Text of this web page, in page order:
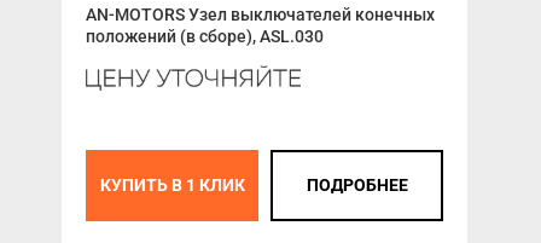
AN-MOTORS Узел выключателей конечных
положений (в сборе), ASL.030
КУПИТЬ В 1 КЛИК ПОДРОБНЕЕ